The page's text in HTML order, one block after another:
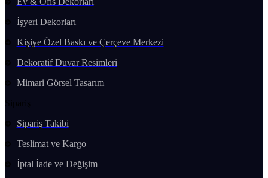
İşyeri Dekorları
Kişiye Özel Baskı ve Çerçeve Merkezi
Dekoratif Duvar Resimleri
Mimari Görsel Tasarım
Sipariş
Sipariş Takibi
Teslimat ve Kargo
İptal İade ve Değişim